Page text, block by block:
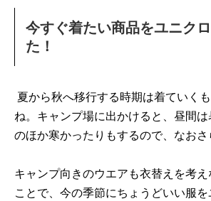
今すぐ着たい商品をユニク
た！
夏から秋へ移行する時期は着ていく
ね。キャンプ場に出かけると、昼間
のほか寒かったりもするので、なおさ
キャンプ向きのウエアも衣替えを考
ことで、今の季節にちょうどいい服を